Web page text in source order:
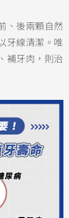
、後兩顆自然
牙線清潔。唯
補牙肉，則治